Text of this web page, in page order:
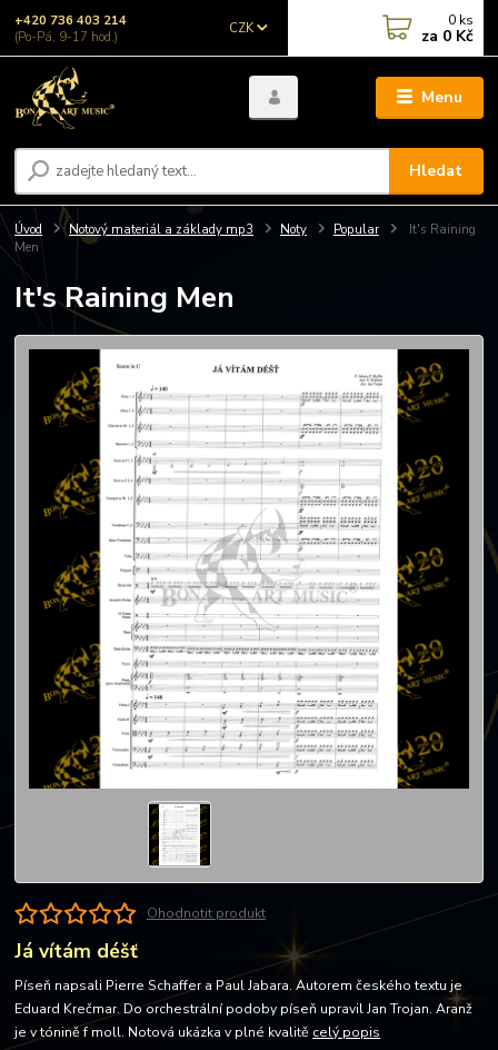
Menu
CZK
Hledat
+420 736 403 214
(Po-Pá, 9-17 hod.)
0 ks
za 0 Kč
Úvod Notový materiál a základy mp3 Noty Popular
It's Raining
Men
It's Raining Men
Ohodnotit produkt
Já vítám déšť
Píseň napsali Pierre Schaffer a Paul Jabara. Autorem českého textu je
Eduard Krečmar. Do orchestrální podoby píseň upravil Jan Trojan. Aranž
je v tónině f moll. Notová ukázka v plné kvalitě celý popis